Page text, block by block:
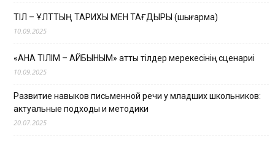
ТІЛ – ҰЛТТЫҢ ТАРИХЫ МЕН ТАҒДЫРЫ (шығарма)
10.09.2025
«АНА ТІЛІМ – АЙБЫНЫМ» атты тілдер мерекесінің сценариі
10.09.2025
Развитие навыков письменной речи у младших школьников:
актуальные подходы и методики
20.07.2025